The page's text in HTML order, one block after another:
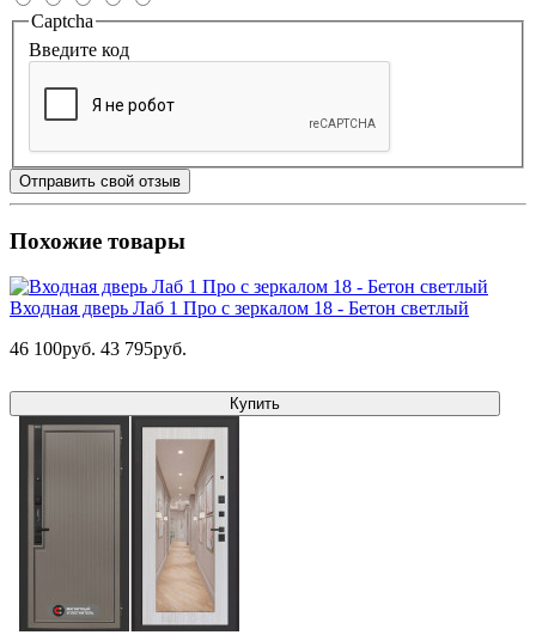
Captcha
Введите код
Отправить свой отзыв
Похожие товары
Входная дверь Лаб 1 Про с зеркалом 18 - Бетон светлый
46 100руб. 43 795руб.
Купить